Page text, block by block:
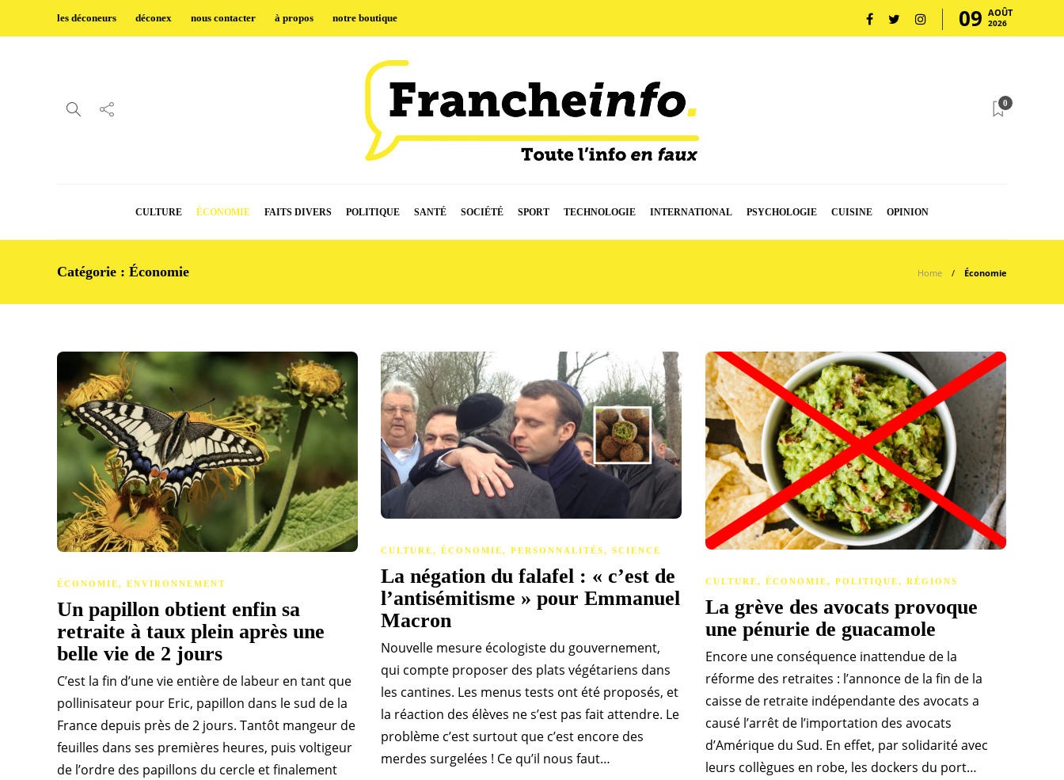
les déconeurs déconex nous contacter à propos notre boutique 09 AOÛT
2026
0
CULTURE ÉCONOMIE FAITS DIVERS POLITIQUE SANTÉ SOCIÉTÉ SPORT TECHNOLOGIE INTERNATIONAL PSYCHOLOGIE CUISINE OPINION
Catégorie : Économie Home Économie
ÉCONOMIE, ENVIRONNEMENT
Un papillon obtient enfin sa
retraite à taux plein après une
belle vie de 2 jours
C’est la fin d’une vie entière de labeur en tant que
pollinisateur pour Eric, papillon dans le sud de la
France depuis près de 2 jours. Tantôt mangeur de
feuilles dans ses premières heures, puis voltigeur
de l’ordre des papillons du cercle et finalement
CULTURE, ÉCONOMIE, PERSONNALITÉS, SCIENCE
La négation du falafel : « c’est de
l’antisémitisme » pour Emmanuel
Macron
Nouvelle mesure écologiste du gouvernement,
qui compte proposer des plats végétariens dans
les cantines. Les menus tests ont été proposés, et
la réaction des élèves ne s’est pas fait attendre. Le
problème c’est surtout que c’est encore des
merdes surgelées ! Ce qu’il nous faut…
CULTURE, ÉCONOMIE, POLITIQUE, RÉGIONS
La grève des avocats provoque
une pénurie de guacamole
Encore une conséquence inattendue de la
réforme des retraites : l’annonce de la fin de la
caisse de retraite indépendante des avocats a
causé l’arrêt de l’importation des avocats
d’Amérique du Sud. En effet, par solidarité avec
leurs collègues en robe, les dockers du port…